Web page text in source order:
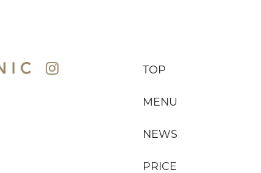
TOP
MENU
NEWS
PRICE